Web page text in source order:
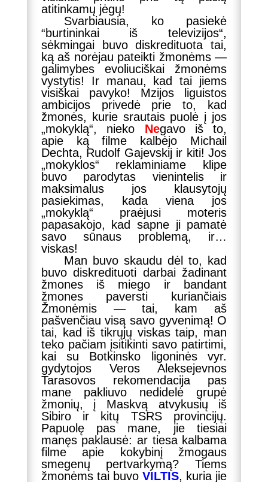
atitinkamų jėgų!
Svarbiausia, ko pasiekė
“burtininkai iš televizijos“,
sėkmingai buvo diskredituota tai,
ką aš norėjau pateikti žmonėms —
galimybes evoliuciškai žmonėms
vystytis! Ir manau, kad tai jiems
visiškai pavyko! Mzijos liguistos
ambicijos privedė prie to, kad
žmonės, kurie srautais puolė į jos
„mokyklą“, nieko Negavo iš to,
apie ką filme kalbėjo Michail
Dechta, Rudolf Gajevskij ir kiti! Jos
„mokyklos“ reklaminiame klipe
buvo parodytas vienintelis ir
maksimalus jos klausytojų
pasiekimas, kada viena jos
„mokyklą“ praėjusi moteris
papasakojo, kad sapne ji pamatė
savo sūnaus problemą, ir…
viskas!
Man buvo skaudu dėl to, kad
buvo diskredituoti darbai žadinant
žmones iš miego ir bandant
žmones paversti kuriančiais
Žmonėmis — tai, kam aš
pašvenčiau visą savo gyvenimą! O
tai, kad iš tikrųjų viskas taip, man
teko pačiam įsitikinti savo patirtimi,
kai su Botkinsko ligoninės vyr.
gydytojos Veros Aleksejevnos
Tarasovos rekomendacija pas
mane pakliuvo nedidelė grupė
žmonių, į Maskvą atvykusių iš
Sibiro ir kitų TSRS provincijų.
Papuolę pas mane, jie tiesiai
manęs paklausė: ar tiesa kalbama
filme apie kokybinį žmogaus
smegenų pertvarkymą? Tiems
žmonėms tai buvoVILTIS, kuria jie